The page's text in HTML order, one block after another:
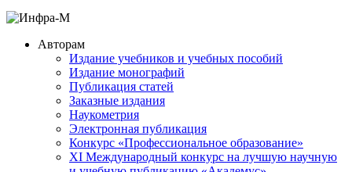
Авторам
Издание учебников и учебных пособий
Издание монографий
Публикация статей
Заказные издания
Наукометрия
Электронная публикация
Конкурс «Профессиональное образование»
XI Международный конкурс на лучшую научную